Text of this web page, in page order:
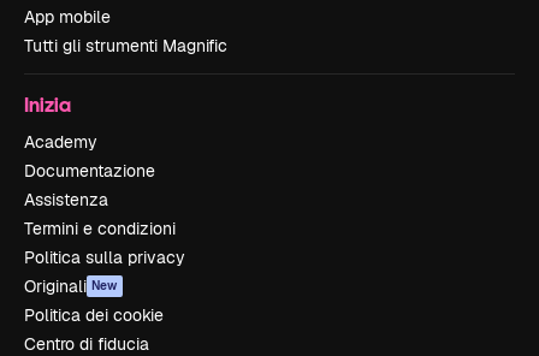
App mobile
Tutti gli strumenti Magnific
Inizia
Academy
Documentazione
Assistenza
Termini e condizioni
Politica sulla privacy
Originali New
Politica dei cookie
Centro di fiducia